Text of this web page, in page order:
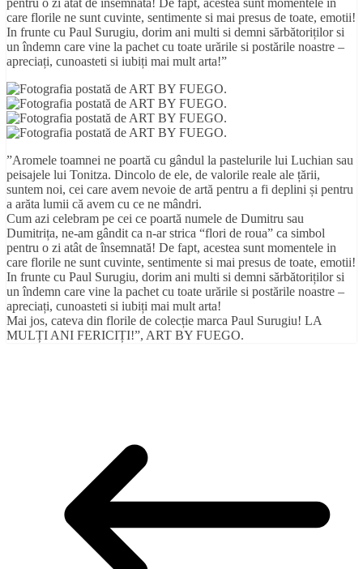
care florile ne sunt cuvinte, sentimente si mai presus de toate, emotii!
In frunte cu Paul Surugiu, dorim ani multi si demni sărbătoriților si
un îndemn care vine la pachet cu toate urările si postările noastre –
apreciați, cunoasteti si iubiți mai mult arta!”
”Aromele toamnei ne poartă cu gândul la pastelurile lui Luchian sau
peisajele lui Tonitza. Dincolo de ele, de valorile reale ale țării,
suntem noi, cei care avem nevoie de artă pentru a fi deplini și pentru
a arăta lumii că avem cu ce ne mândri.
Cum azi celebram pe cei ce poartă numele de Dumitru sau
Dumitrița, ne-am gândit ca n-ar strica “flori de roua” ca simbol
pentru o zi atât de însemnată! De fapt, acestea sunt momentele in
care florile ne sunt cuvinte, sentimente si mai presus de toate, emotii!
In frunte cu Paul Surugiu, dorim ani multi si demni sărbătoriților si
un îndemn care vine la pachet cu toate urările si postările noastre –
apreciați, cunoasteti si iubiți mai mult arta!
Mai jos, cateva din florile de colecție marca Paul Surugiu! LA
MULȚI ANI FERICIȚI!”, ART BY FUEGO.